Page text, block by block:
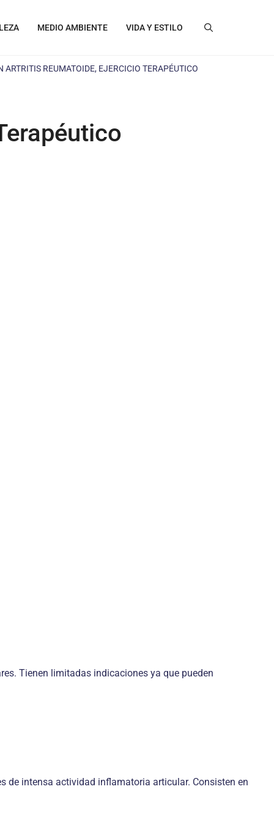
MEDIO AMBIENTE VIDA Y ESTILO
ARTRITIS REUMATOIDE, EJERCICIO TERAPÉUTICO
Tienen limitadas indicaciones ya que pueden
de intensa actividad inflamatoria articular. Consisten en